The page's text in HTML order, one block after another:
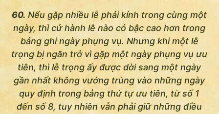
60. Nếu gặp nhiều lễ phải kính trong cùng một
ngày, thì cử hành lễ nào có bậc cao hơn trong
bảng ghi ngày phụng vụ. Nhưng khi một lễ
trọng bị ngăn trở vì gặp một ngày phụng vụ ưu
tiên, thì lễ trọng ấy được dời sang một ngày
gần nhất không vướng trùng vào những ngày
quy định trong bảng thứ tự ưu tiên, từ số 1
đến số 8, tuy nhiên vẫn phải giữ những điều